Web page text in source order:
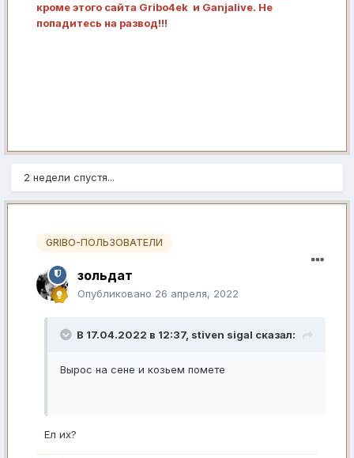
кроме этого сайта Gribo4ek и Ganjalive. Не
попадитесь на развод!!!
2 недели спустя...
GRIBO-ПОЛЬЗОВАТЕЛИ
зольдат
Опубликовано 26 апреля, 2022
В 17.04.2022 в 12:37, stiven sigal сказал:
Вырос на сене и козьем помете
Ел их?